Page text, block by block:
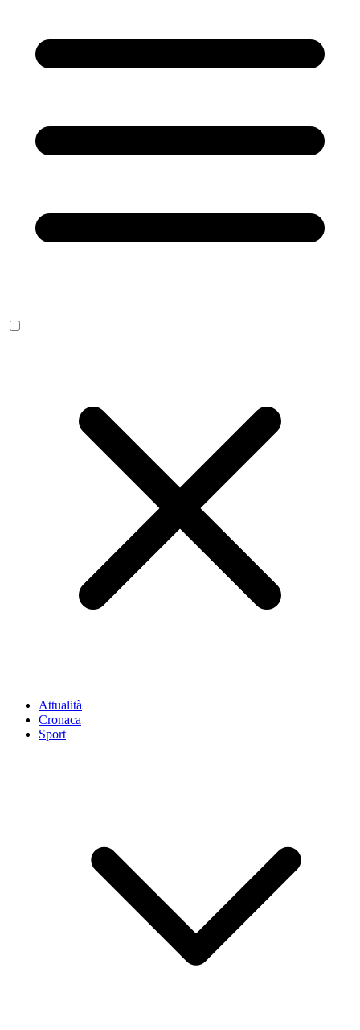
Attualità
Cronaca
Sport